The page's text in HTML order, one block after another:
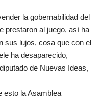
la gobernabilidad del
prestaron al juego, así ha
sus lujos, cosa que con el
ha desaparecido,
de Nuevas Ideas,
esto la Asamblea